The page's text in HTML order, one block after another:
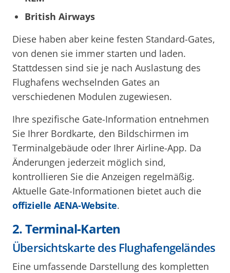
British Airways
Diese haben aber keine festen Standard-Gates,
von denen sie immer starten und laden.
Stattdessen sind sie je nach Auslastung des
Flughafens wechselnden Gates an
verschiedenen Modulen zugewiesen.
Ihre spezifische Gate-Information entnehmen
Sie Ihrer Bordkarte, den Bildschirmen im
Terminalgebäude oder Ihrer Airline-App. Da
Änderungen jederzeit möglich sind,
kontrollieren Sie die Anzeigen regelmäßig.
Aktuelle Gate-Informationen bietet auch die
offizielle AENA-Website.
2. Terminal-Karten
Übersichtskarte des Flughafengeländes
Eine umfassende Darstellung des kompletten